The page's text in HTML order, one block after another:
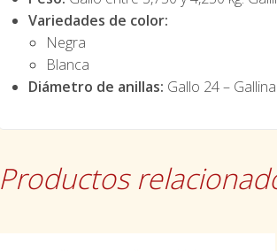
Variedades de color:
Negra
Blanca
Diámetro de anillas: Gallo 24 –
Productos